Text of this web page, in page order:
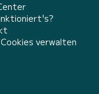
verwalten